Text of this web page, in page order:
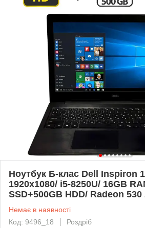
Ноутбук Б-клас Dell Inspiron
1920x1080/ i5-8250U/ 16GB
SSD+500GB HDD/ Radeon 530
Немає в наявності
Код: 9496_18
Роздріб